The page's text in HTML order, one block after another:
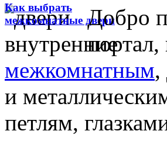
Как выбрать
межкомнатные двериДобро
межкомнатным,
и
петлям,